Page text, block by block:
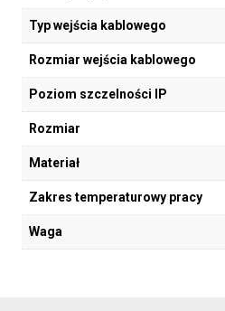
Typ wejścia kablowego
Rozmiar wejścia kablowego
Poziom szczelności IP
Rozmiar
Materiał
Zakres temperaturowy pracy
Waga